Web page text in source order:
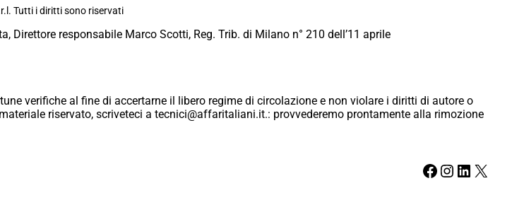
Tutti i diritti sono riservati
Direttore responsabile Marco Scotti, Reg. Trib. di Milano n° 210 dell’11 aprile
verifiche al fine di accertarne il libero regime di circolazione e non violare i diritti di autore o
riservato, scriveteci a tecnici@affaritaliani.it.: provvederemo prontamente alla rimozione
Facebook Instagram LinkedIn X